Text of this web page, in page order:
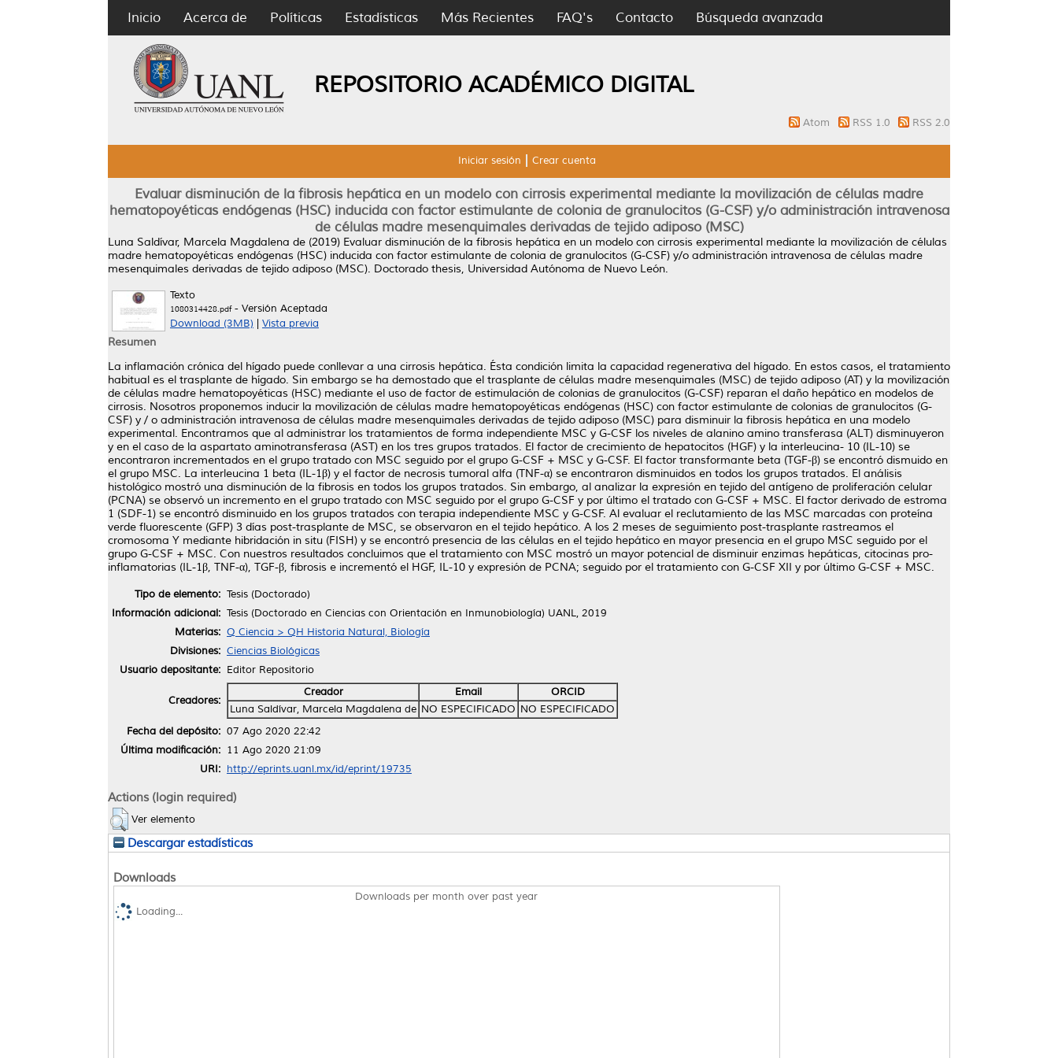
Inicio Acerca de Políticas Estadísticas Más Recientes FAQ's Contacto Búsqueda avanzada
REPOSITORIO ACADÉMICO DIGITAL
Atom RSS 1.0 RSS 2.0
Iniciar sesión Crear cuenta
Evaluar disminución de la fibrosis hepática en un modelo con cirrosis experimental mediante la movilización de células madre
hematopoyéticas endógenas (HSC) inducida con factor estimulante de colonia de granulocitos (G-CSF) y/o administración intravenosa
de células madre mesenquimales derivadas de tejido adiposo (MSC)
Luna Saldívar, Marcela Magdalena de (2019) Evaluar disminución de la fibrosis hepática en un modelo con cirrosis experimental mediante la movilización de células
madre hematopoyéticas endógenas (HSC) inducida con factor estimulante de colonia de granulocitos (G-CSF) y/o administración intravenosa de células madre
mesenquimales derivadas de tejido adiposo (MSC). Doctorado thesis, Universidad Autónoma de Nuevo León.
Texto
1080314428.pdf- Versión Aceptada
Download (3MB)
Vista previa
Resumen
La inflamación crónica del hígado puede conllevar a una cirrosis hepática. Ésta condición limita la capacidad regenerativa del hígado. En estos casos, el tratamiento
habitual es el trasplante de hígado. Sin embargo se ha demostado que el trasplante de células madre mesenquimales (MSC) de tejido adiposo (AT) y la movilización
de células madre hematopoyéticas (HSC) mediante el uso de factor de estimulación de colonias de granulocitos (G-CSF) reparan el daño hepático en modelos de
cirrosis. Nosotros proponemos inducir la movilización de células madre hematopoyéticas endógenas (HSC) con factor estimulante de colonias de granulocitos (G-
CSF) y / o administración intravenosa de células madre mesenquimales derivadas de tejido adiposo (MSC) para disminuir la fibrosis hepática en una modelo
experimental. Encontramos que al administrar los tratamientos de forma independiente MSC y G-CSF los niveles de alanino amino transferasa (ALT) disminuyeron
y en el caso de la aspartato aminotransferasa (AST) en los tres grupos tratados. El factor de crecimiento de hepatocitos (HGF) y la interleucina- 10 (IL-10) se
encontraron incrementados en el grupo tratado con MSC seguido por el grupo G-CSF + MSC y G-CSF. El factor transformante beta (TGF-β) se encontró dismuido en
el grupo MSC. La interleucina 1 beta (IL-1β) y el factor de necrosis tumoral alfa (TNF-α) se encontraron disminuidos en todos los grupos tratados. El análisis
histológico mostró una disminución de la fibrosis en todos los grupos tratados. Sin embargo, al analizar la expresión en tejido del antígeno de proliferación celular
(PCNA) se observó un incremento en el grupo tratado con MSC seguido por el grupo G-CSF y por último el tratado con G-CSF + MSC. El factor derivado de estroma
1 (SDF-1) se encontró disminuido en los grupos tratados con terapia independiente MSC y G-CSF. Al evaluar el reclutamiento de las MSC marcadas con proteína
verde fluorescente (GFP) 3 días post-trasplante de MSC, se observaron en el tejido hepático. A los 2 meses de seguimiento post-trasplante rastreamos el
cromosoma Y mediante hibridación in situ (FISH) y se encontró presencia de las células en el tejido hepático en mayor presencia en el grupo MSC seguido por el
grupo G-CSF + MSC. Con nuestros resultados concluimos que el tratamiento con MSC mostró un mayor potencial de disminuir enzimas hepáticas, citocinas pro-
inflamatorias (IL-1β, TNF-α), TGF-β, fibrosis e incrementó el HGF, IL-10 y expresión de PCNA; seguido por el tratamiento con G-CSF XII y por último G-CSF + MSC.
Tipo de elemento: Tesis (Doctorado)
Información adicional: Tesis (Doctorado en Ciencias con Orientación en Inmunobiología) UANL, 2019
Materias: Q Ciencia > QH Historia Natural, Biología
Divisiones: Ciencias Biológicas
Usuario depositante: Editor Repositorio
Creadores:
Creador Email
ORCID
Luna Saldívar, Marcela Magdalena de NO ESPECIFICADO NO ESPECIFICADO
Fecha del depósito: 07 Ago 2020 22:42
Última modificación: 11 Ago 2020 21:09
URI: http://eprints.uanl.mx/id/eprint/19735
Actions (login required)
Ver elemento
Descargar estadísticas
Downloads
Downloads per month over past year
Loading...